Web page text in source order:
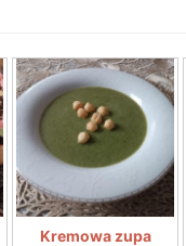
Kremowa zupa